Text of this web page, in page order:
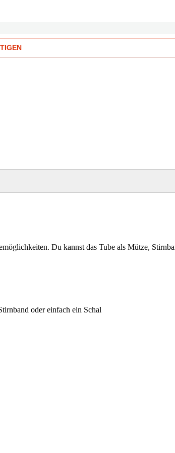
Du kannst das Tube als Mütze,
oder einfach ein Schal